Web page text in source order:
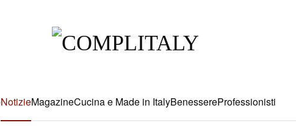
NotizieMagazineCucina e Made in ItalyBenessereProfessionisti